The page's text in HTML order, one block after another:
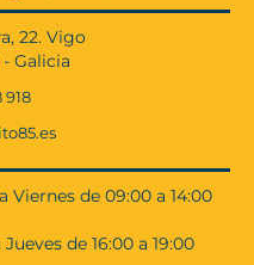
22. Vigo
Galicia
918
Viernes de 09:00 a 14:00
de 16:00 a 19:00